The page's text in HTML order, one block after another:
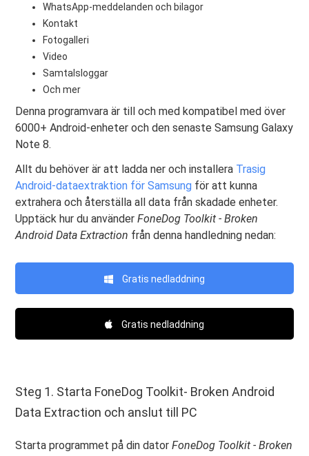
WhatsApp-meddelanden och bilagor
Kontakt
Fotogalleri
Video
Samtalsloggar
Och mer
Denna programvara är till och med kompatibel med över
6000+ Android-enheter och den senaste Samsung Galaxy
Note 8.
Allt du behöver är att ladda ner och installera Trasig
Android-dataextraktion för Samsung för att kunna
extrahera och återställa all data från skadade enheter.
Upptäck hur du använderFoneDog Toolkit - Broken
Android Data Extraction från denna handledning nedan:
Gratis nedladdning
Gratis nedladdning
Steg 1. Starta FoneDog Toolkit- Broken Android
Data Extraction och anslut till PC
Starta programmet på din datorFoneDog Toolkit - Broken